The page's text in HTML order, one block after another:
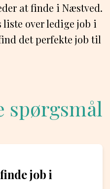
at finde i Næstved.
liste over ledige job i
det perfekte job til
spørgsmål
job i